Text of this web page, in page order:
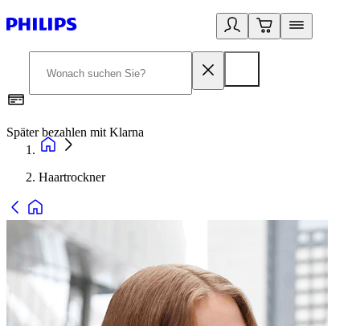
Später bezahlen mit Klarna
Haartrockner